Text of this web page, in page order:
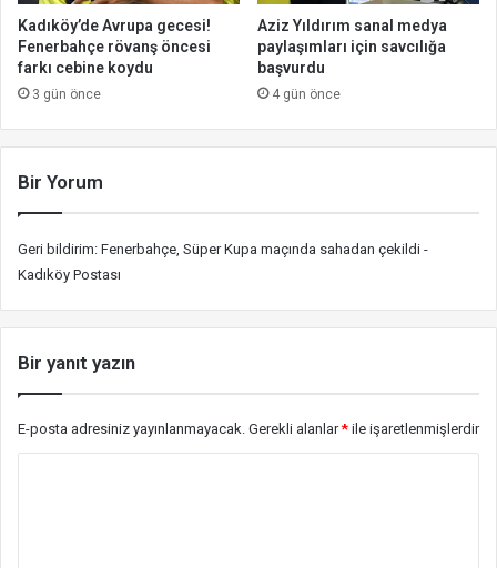
Kadıköy’de Avrupa gecesi!
Fenerbahçe rövanş öncesi
farkı cebine koydu
3 gün önce
Aziz Yıldırım sanal medya
paylaşımları için savcılığa
başvurdu
4 gün önce
Bir Yorum
Geri bildirim: Fenerbahçe, Süper Kupa maçında sahadan çekildi -
Kadıköy Postası
Bir yanıt yazın
E-posta adresiniz yayınlanmayacak. Gerekli alanlar* ile işaretlenmişlerdir